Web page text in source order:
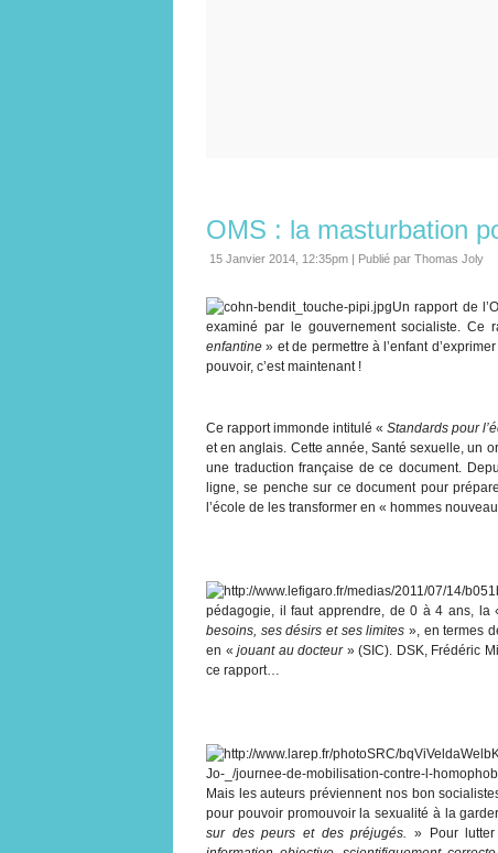
OMS : la masturbation
15 Janvier 2014, 12:35pm | Publié par Thomas Joly
Un rapport de
examiné par le gouvernement socialiste. Ce
enfantine » et de permettre à l’enfant d’exprimer
pouvoir, c’est maintenant !
Ce rapport immonde intitulé «Standards pour
et en anglais. Cette année, Santé sexuelle, un
une traduction française de ce document.
ligne, se penche sur ce document pour
l’école de les transformer en « hommes
pédagogie, il faut apprendre, de 0 à 4 ans, la
besoins, ses désirs et ses limites », en termes
en «jouant au docteur» (SIC). DSK, Frédéric
ce rapport…
Mais les auteurs préviennent nos bon
pour pouvoir promouvoir la sexualité à la
sur des peurs et des préjugés. » Pour